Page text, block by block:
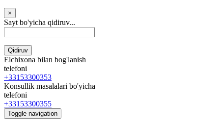
×
Sayt bo'yicha qidiruv...
Qidiruv
Elchixona bilan bog'lanish
telefoni
+33153300353
Konsullik masalalari bo'yicha
telefoni
+33153300355
Toggle navigation